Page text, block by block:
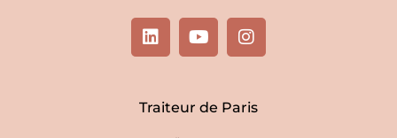
L
i
n
d
Y
o
u
b
I
n
s
g
Traiteur de Paris